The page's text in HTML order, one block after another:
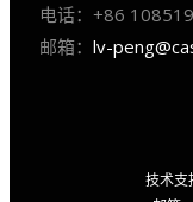
电话：+86
邮箱： lv-
技术支